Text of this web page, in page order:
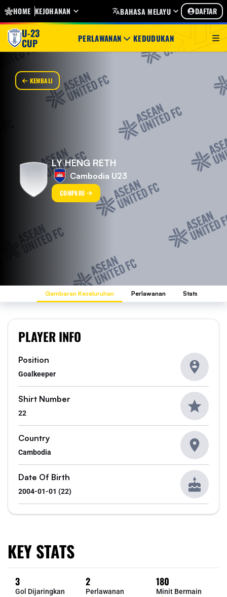
HOME KEJOHANAN BAHASA MELAYU DAFTAR
U-23
CUP PERLAWANAN KEDUDUKAN
KEMBALI
LY HENG RETH
Cambodia U23
COMPARE
Gambaran Keseluruhan Perlawanan Stats
KEY STATS
3
Gol Dijaringkan
2
Perlawanan
180
Minit Bermain
PLAYER INFO
Position
Goalkeeper
Shirt Number
22
Country
Cambodia
Date Of Birth
2004-01-01 (22)